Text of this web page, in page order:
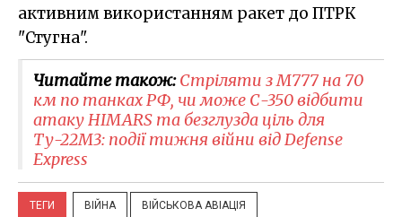
активним використанням ракет до ПТРК
"Стугна".
Читайте також:Стріляти з M777 на 70
км по танках РФ, чи може С-350 відбити
атаку HIMARS та безглузда ціль для
Ту-22М3: події тижня війни від Defense
Express
ТЕГИ ВІЙНА ВІЙСЬКОВА АВІАЦІЯ